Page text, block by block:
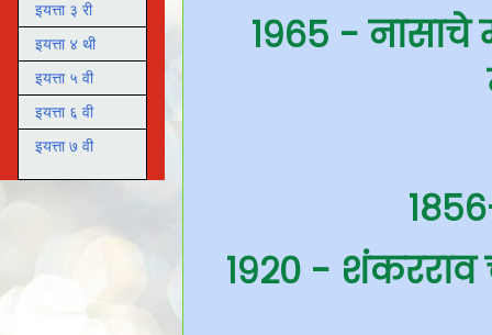
१९६५ - नासाचे
१९२० - शंकरराव
इयत्ता ३ री
इयत्ता ४ थी
इयत्ता ५ वी
इयत्ता ६ वी
इयत्ता ७ वी